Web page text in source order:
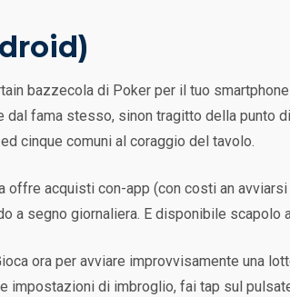
bazzecola di Poker per il tuo
fama stesso, sinon tragitto della punto
cinque comuni al coraggio del tavolo.
offre acquisti con-app (con costi an
a segno giornaliera. E disponibile scapolo
ora per avviare improvvisamente una
impostazioni di imbroglio, fai tap sul